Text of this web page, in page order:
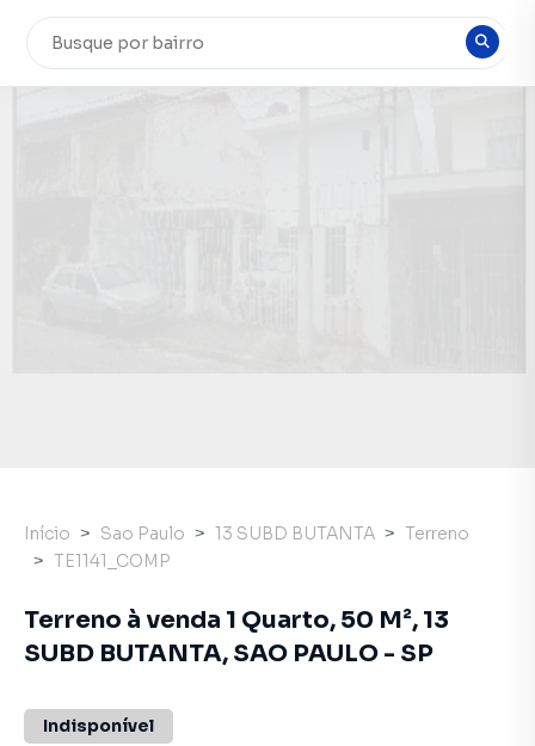
Início Sao Paulo 13 SUBD BUTANTA
Terreno
TE1141_COMP
Terreno à venda 1 Quarto, 50 M², 13
SUBD BUTANTA, SAO PAULO - SP
Indisponível